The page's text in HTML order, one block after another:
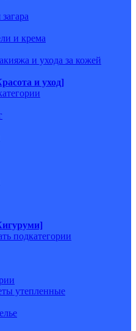
и крема
и ухода за кожей
и уход]
подкатегории
утепленные